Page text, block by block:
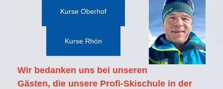
Kurse Oberhof
Kurse Rhön
Wir bedanken uns bei unseren
Gästen, die unsere Profi-Skischule in der